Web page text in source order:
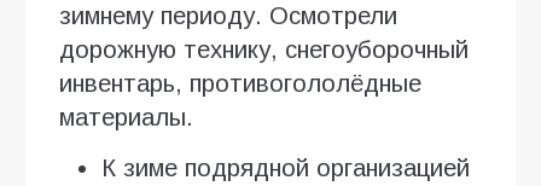
зимнему периоду. Осмотрели
дорожную технику, снегоуборочный
инвентарь, противогололёдные
материалы.
К зиме подрядной организацией